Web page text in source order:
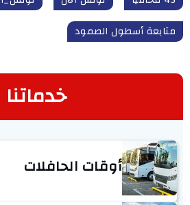
متابعة أسطول الصمود
خدماتنا
أوقات الحافلات